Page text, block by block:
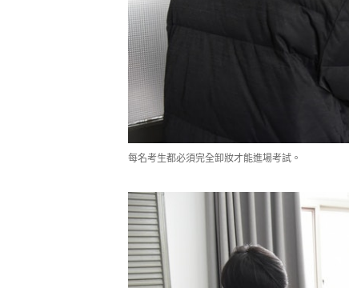
每名考生都必須完全卸妝才能進場考試。